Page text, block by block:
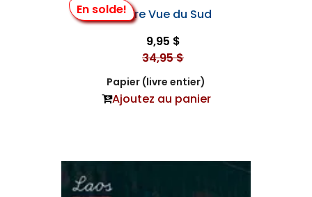
En solde!La Terre Vue du Sud
9,95 $
34,95 $
Papier (livre entier)
Ajoutez au panier